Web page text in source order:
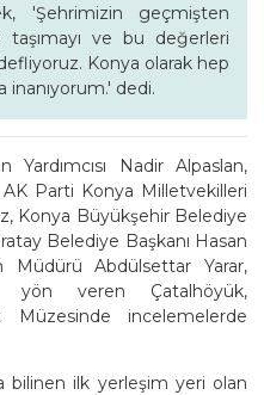
'Şehrimizin geçmişten
ve bu değerleri
Konya olarak hep
inanıyorum.' dedi.
Nadir Alpaslan,
Parti Konya Milletvekilleri
Konya Büyükşehir Belediye
Belediye Başkanı Hasan
Abdülsettar Yarar,
yön veren Çatalhöyük,
incelemelerde
bilinen ilk yerleşim yeri olan